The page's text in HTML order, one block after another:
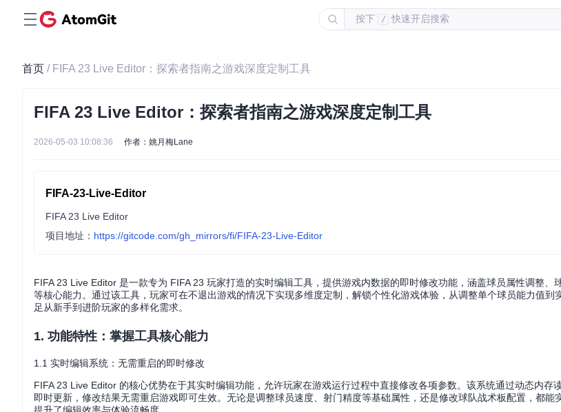
按下 / 快速开启搜索
首页 / FIFA 23 Live Editor：探索者指南之游戏深度定制工具
FIFA 23 Live Editor：探索者指南之游戏深度定制工具
2026-05-03 10:08:36 作者：姚月梅Lane
FIFA-23-Live-Editor
FIFA 23 Live Editor
项目地址： https://gitcode.com/gh_mirrors/fi/FIFA-23-Live-Editor
FIFA 23 Live Editor 是一款专为 FIFA 23 玩家打造的实时编辑工具，提供游戏内数据的即时修改功能，涵盖球员属性调整、
等核心能力。通过该工具，玩家可在不退出游戏的情况下实现多维度定制，解锁个性化游戏体验，从调整单个球员能力值到
足从新手到进阶玩家的多样化需求。
1. 功能特性：掌握工具核心能力
1.1 实时编辑系统：无需重启的即时修改
FIFA 23 Live Editor 的核心优势在于其实时编辑功能，允许玩家在游戏运行过程中直接修改各项参数。该系统通过动态内存
即时更新，修改结果无需重启游戏即可生效。无论是调整球员速度、射门精度等基础属性，还是修改球队战术板配置，都能